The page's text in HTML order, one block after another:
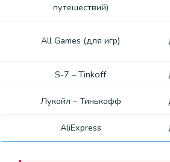
путешествий)
All Games (для игр)
S-7 – Tinkoff
Лукойл – Тинькофф
AliExpress